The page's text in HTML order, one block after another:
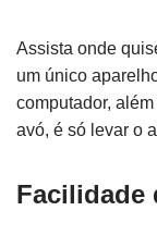
Assista onde
um único
computador,
avó, é só levar o
Facilidade